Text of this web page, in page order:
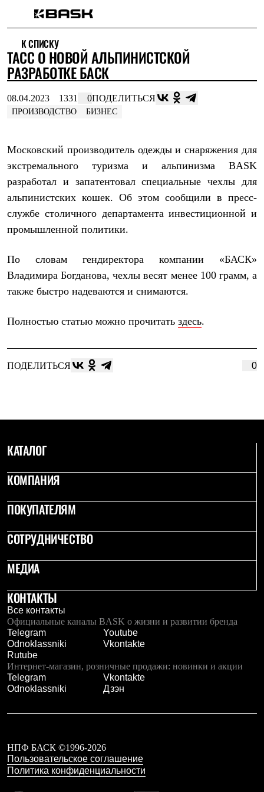
Интернет-магазин
Мужская одежда
Утепленная пухом
Куртки
Жилеты
Комбинезоны
Брюки
Штормовая одежда
Куртки
Брюки
Софтшелл одежда
Куртки
Брюки
Флисовая одежда
Куртки
Жилеты
Теплое термобелье
Среднее термобелье
Футболки
Толстовки
Шорты
Куртки
Брюки
Штормовая одежда
Куртки
Куртки
Брюки
Рубашки
Футболки
Толстовки
Брюки
Теплое термобелье
Среднее термобелье
Легкое термобелье
Флисовая одежда
Куртки
Брюки
Детская одежда
Утепленная пухом
Комбинезоны
Куртки
Утепленная синтетикой
Брюки
Лёгкая одежда
Футболки
К СПИСКУ
ТАСС О НОВОЙ АЛЬПИНИСТСКОЙ
РАЗРАБОТКЕ БАСК
08.04.2023 1331 0ПОДЕЛИТЬСЯ
ПРОИЗВОДСТВО БИЗНЕС
Московский производитель одежды и снаряжения для
экстремального туризма и альпинизма BASK
разработал и запатентовал специальные чехлы для
альпинистских кошек. Об этом сообщили в пресс-
службе столичного департамента инвестиционной и
промышленной политики.
По словам гендиректора компании «БАСК»
Владимира Богданова, чехлы весят менее 100 грамм, а
также быстро надеваются и снимаются.
Полностью статью можно прочитать здесь.
ПОДЕЛИТЬСЯ 0
КАТАЛОГ
КОМПАНИЯ
ПОКУПАТЕЛЯМ
СОТРУДНИЧЕСТВО
МЕДИА
КОНТАКТЫ
Все контакты
Официальные каналы BASK о жизни и развитии бренда
Telegram
Youtube
Odnoklassniki
Vkontakte
Rutube
Интернет-магазин, розничные продажи: новинки и акции
Telegram
Vkontakte
Odnoklassniki
Дзэн
НПФ БАСК ©1996-2026
Пользовательское соглашение
Политика конфиденциальности